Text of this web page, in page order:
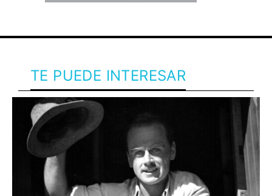
TE PUEDE INTERESAR